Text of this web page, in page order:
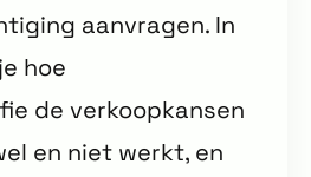
aanvragen. In
hoe
de verkoopkansen
en niet werkt, en